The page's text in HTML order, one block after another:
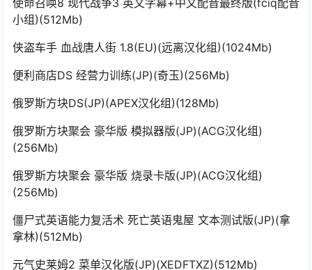
使命召唤8 现代战争3 英文字幕+中文配音最终版(fciq配音
小组)(512Mb)
侠盗车手 血战唐人街 1.8(EU)(远离汉化组)(1024Mb)
便利商店DS 经营力训练(JP)(奇玉)(256Mb)
俄罗斯方块DS(JP)(APEX汉化组)(128Mb)
俄罗斯方块聚会 豪华版 模拟器版(JP)(ACG汉化组)
(256Mb)
俄罗斯方块聚会 豪华版 烧录卡版(JP)(ACG汉化组)
(256Mb)
僵尸式英语能力复活术 死亡英语鬼屋 文本测试版(JP)(拿
拿林)(512Mb)
元气史莱姆2 菜单汉化版(JP)(XEDFTXZ)(512Mb)